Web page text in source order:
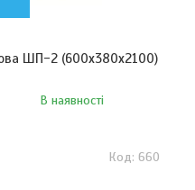
ШП-2 (600х380х2100)
В наявності
660